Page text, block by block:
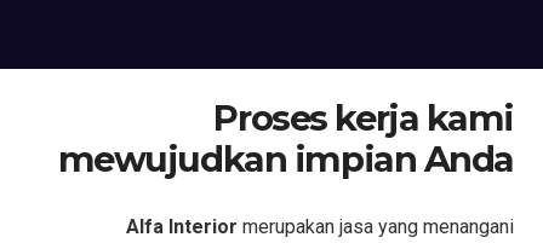
Proses kerja kami
mewujudkan impian Anda
Alfa Interior merupakan jasa yang menangani